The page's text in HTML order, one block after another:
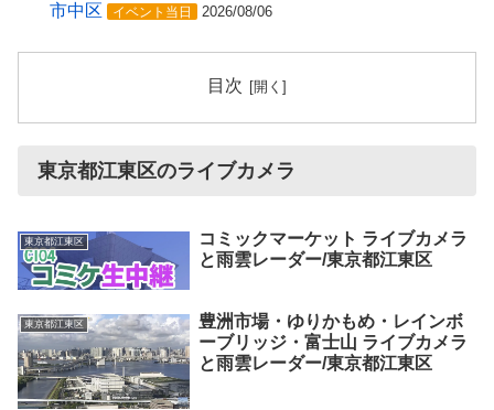
市中区
イベント当日 2026/08/06
目次
東京都江東区のライブカメラ
東京都江東区
コミックマーケット ライブカメラ
と雨雲レーダー/東京都江東区
東京都江東区
豊洲市場・ゆりかもめ・レインボ
ーブリッジ・富士山 ライブカメラ
と雨雲レーダー/東京都江東区